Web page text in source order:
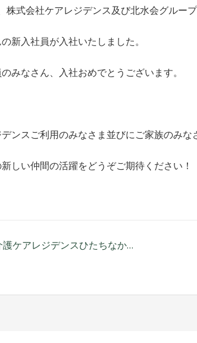
株式会社ケアレジデンス及び北水会グルー
新入社員が入社いたしました。
みなさん、入社おめでとうございます。
ンスご利用のみなさま並びにご家族のみな
しい仲間の活躍をどうぞご期待ください！
アレジデンスひたちなか、説明会のご案内